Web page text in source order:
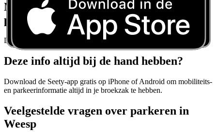
Maak u nooit meer zorgen over
parkeerregels
Download Seety en krijg realtime parkeerrichtlijnen voor elke stad.
Deze info altijd bij de hand hebben?
Download de Seety-app gratis op iPhone of Android om mobiliteits-
en parkeerinformatie altijd in je broekzak te hebben.
Veelgestelde vragen over parkeren in
Weesp